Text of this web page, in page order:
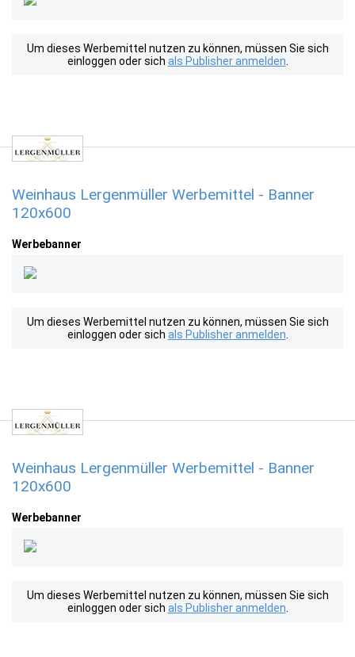
Um dieses Werbemittel nutzen zu können, müssen Sie sich
einloggen oder sich als Publisher anmelden
Weinhaus Lergenmüller Werbemittel - Banner
120x600
Werbebanner
Um dieses Werbemittel nutzen zu können, müssen Sie sich
einloggen oder sich als Publisher anmelden
Weinhaus Lergenmüller Werbemittel - Banner
120x600
Werbebanner
Um dieses Werbemittel nutzen zu können, müssen Sie sich
einloggen oder sich als Publisher anmelden